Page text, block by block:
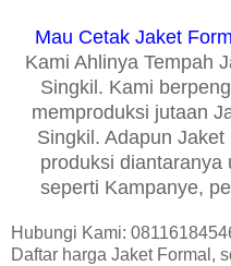
Mau Cetak Jaket
Kami Ahlinya Tempah
Singkil. Kami
memproduksi jutaan
Singkil. Adapun
produksi diantaranya
seperti Kampanye,
Hubungi Kami:
Daftar harga Jaket Formal,